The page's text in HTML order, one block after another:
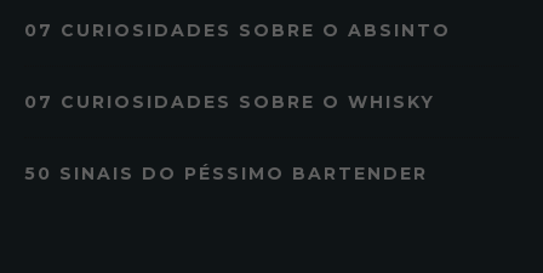
07 CURIOSIDADES SOBRE O ABSINTO
07 CURIOSIDADES SOBRE O WHISKY
50 SINAIS DO PÉSSIMO BARTENDER